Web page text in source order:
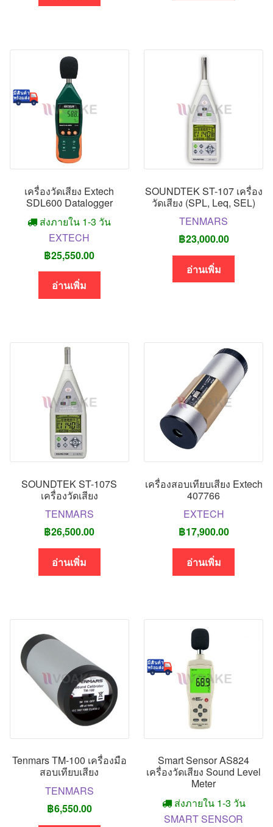
เครื่องวัดเสียง Extech
SDL600 Datalogger
ส่งภายใน 1-3 วัน
EXTECH
฿25,550.00
อ่านเพิ่ม
SOUNDTEK ST-107 เครื่อง
วัดเสียง (SPL, Leq, SEL)
TENMARS
฿23,000.00
อ่านเพิ่ม
SOUNDTEK ST-107S
เครื่องวัดเสียง
TENMARS
฿26,500.00
อ่านเพิ่ม
เครื่องสอบเทียบเสียง Extech
407766
EXTECH
฿17,900.00
อ่านเพิ่ม
Tenmars TM-100 เครื่องมือ
สอบเทียบเสียง
TENMARS
฿6,550.00
Smart Sensor AS824
เครื่องวัดเสียง Sound Level
Meter
ส่งภายใน 1-3 วัน
SMART SENSOR